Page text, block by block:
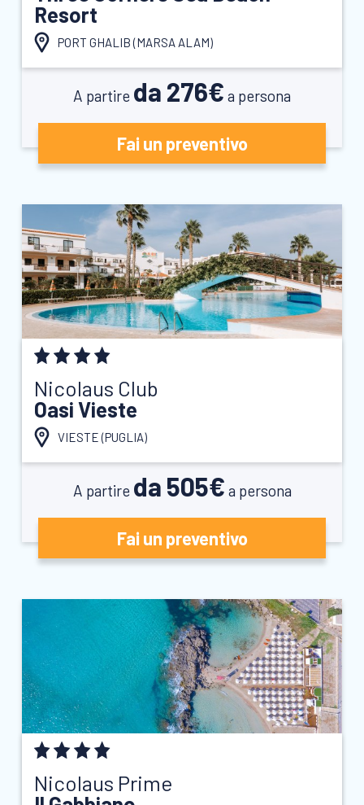
Resort
PORT GHALIB (MARSA ALAM)
A partire da 276€ a persona
Fai un preventivo
Nicolaus Club
Oasi Vieste
VIESTE (PUGLIA)
A partire da 505€ a persona
Fai un preventivo
Nicolaus Prime